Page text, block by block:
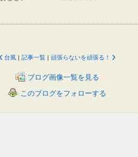
台風 | 記事一覧 | 頑張らないを頑張る！
ブログ画像一覧を見る
このブログをフォローする